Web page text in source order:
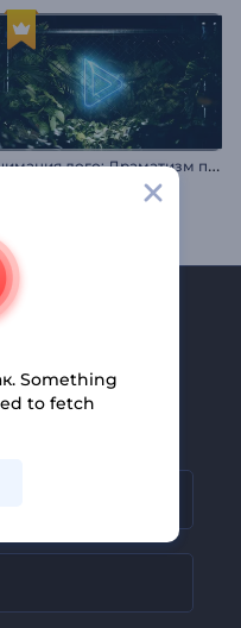
А
нимация лого: Драматизм природы
к
и
Something
to fetch